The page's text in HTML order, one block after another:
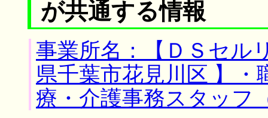
が共通する情報
事業所名：【ＤＳセル
県千葉市花見川区 】・
療・介護事務スタッフ